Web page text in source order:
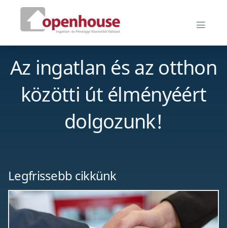
Skip
content
Openhouse blog
Az ingatlan és az otthon
közötti út élményéért
dolgozunk!
Legfrissebb cikkünk